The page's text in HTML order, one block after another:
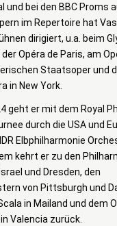
und bei den BBC Proms
im Repertoire hat
dirigiert, u.a. beim
Opéra de Paris, am
Staatsoper und
in New York.
geht er mit dem Royal
durch die USA und
Elbphilharmonie
kehrt er zu den
und Dresden, den
von Pittsburgh und
in Mailand und dem
Valencia zurück.